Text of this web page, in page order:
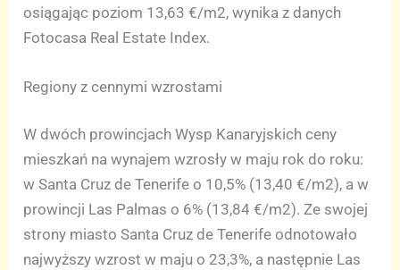
osiągając poziom 13,63 €/m2, wynika z danych
Fotocasa Real Estate Index.
Regiony z cennymi wzrostami
W dwóch prowincjach Wysp Kanaryjskich ceny
mieszkań na wynajem wzrosły w maju rok do roku:
w Santa Cruz de Tenerife o 10,5% (13,40 €/m2), a w
prowincji Las Palmas o 6% (13,84 €/m2). Ze swojej
strony miasto Santa Cruz de Tenerife odnotowało
najwyższy wzrost w maju o 23,3%, a następnie Las